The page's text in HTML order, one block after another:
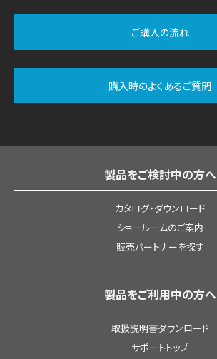
ご購入の流れ
購入時のよくあるご質問
製品をご検討中の方へ
カタログ・ダウンロード
ショールームのご案内
販売パートナーを探す
製品をご利用中の方へ
取扱説明書ダウンロード
サポートトップ